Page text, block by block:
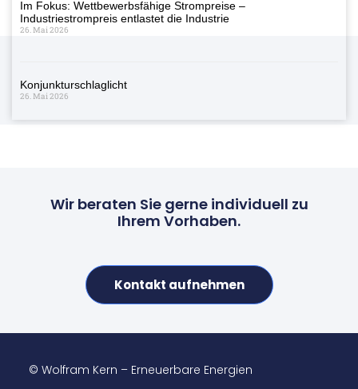
Im Fokus: Wettbewerbsfähige Strompreise –
Industriestrompreis entlastet die Industrie
26. Mai 2026
Konjunkturschlaglicht
26. Mai 2026
Wir beraten Sie gerne individuell zu
Ihrem Vorhaben.
Kontakt aufnehmen
© Wolfram Kern – Erneuerbare Energien